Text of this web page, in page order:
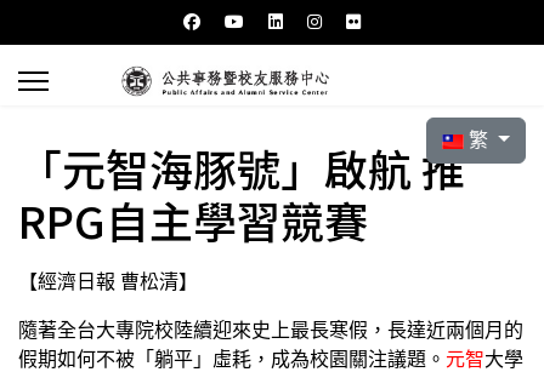
選擇你的語言
繁
「元智海豚號」啟航 推
RPG自主學習競賽
【經濟日報 曹松清】
隨著全台大專院校陸續迎來史上最長寒假，長達近兩個月的
假期如何不被「躺平」虛耗，成為校園關注議題。 元智大學